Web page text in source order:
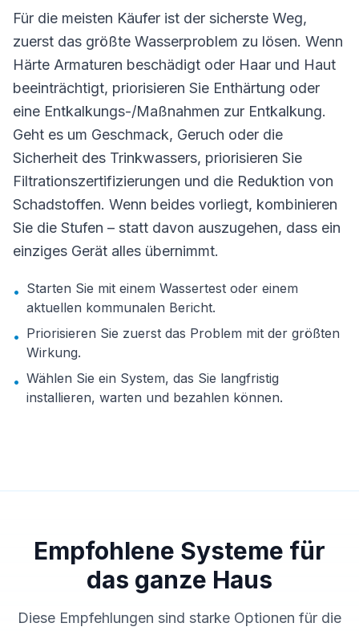
Für die meisten Käufer ist der sicherste Weg,
zuerst das größte Wasserproblem zu lösen. Wenn
Härte Armaturen beschädigt oder Haar und Haut
beeinträchtigt, priorisieren Sie Enthärtung oder
eine Entkalkungs-/Maßnahmen zur Entkalkung.
Geht es um Geschmack, Geruch oder die
Sicherheit des Trinkwassers, priorisieren Sie
Filtrationszertifizierungen und die Reduktion von
Schadstoffen. Wenn beides vorliegt, kombinieren
Sie die Stufen – statt davon auszugehen, dass ein
einziges Gerät alles übernimmt.
• Starten Sie mit einem Wassertest oder einem
aktuellen kommunalen Bericht.
• Priorisieren Sie zuerst das Problem mit der größten
Wirkung.
• Wählen Sie ein System, das Sie langfristig
installieren, warten und bezahlen können.
Empfohlene Systeme für
das ganze Haus
Diese Empfehlungen sind starke Optionen für die